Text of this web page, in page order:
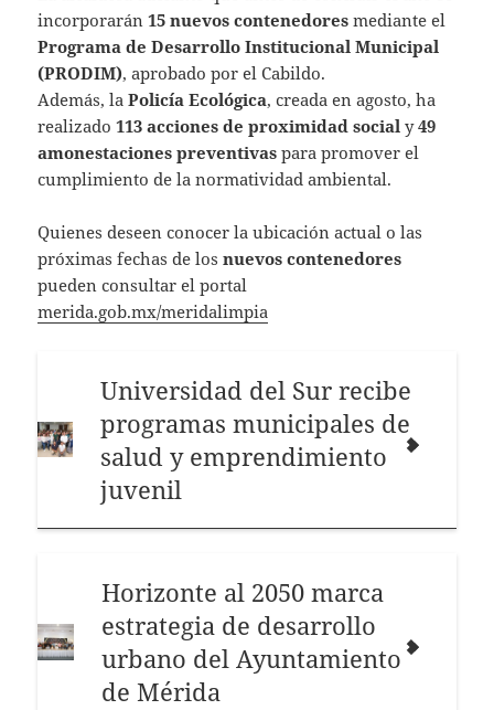
incorporarán15 nuevos contenedores mediante el
Programa de Desarrollo Institucional Municipal
(PRODIM), aprobado por el Cabildo.
Además, laPolicía Ecológica, creada en agosto, ha
realizado113 acciones de proximidad social y49
amonestaciones preventivas para promover el
cumplimiento de la normatividad ambiental.
Quienes deseen conocer la ubicación actual o las
próximas fechas de losnuevos contenedores
pueden consultar el portal
merida.gob.mx/meridalimpia
Universidad del Sur recibe
programas municipales de
salud y emprendimiento
juvenil
Horizonte al 2050 marca
estrategia de desarrollo
urbano del Ayuntamiento
de Mérida